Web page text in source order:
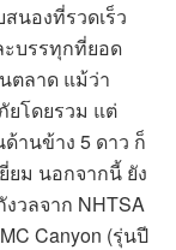
นองที่รวดเร็ว
บรรทุกที่ยอด
ตลาด แม้ว่า
ยโดยรวม แต่
านข้าง 5 ดาว ก็
ยม นอกจากนี้ ยัง
วลจาก NHTSA
Canyon (รุ่นปี